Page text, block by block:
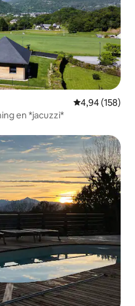
Gemiddelde
4,94 (158)
en *jacuzzi*